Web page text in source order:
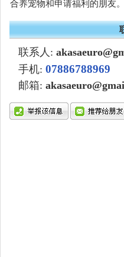
合养宠物和申请福利的朋友
联系人:
手机: 07886788969
邮箱: